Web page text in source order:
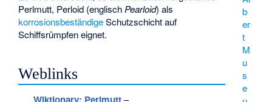
b
er
t
M
u
s
e
Perlmutt, Perloid (englischPearloid) als
korrosionsbeständigeSchutzschicht auf
Schiffsrümpfen eignet.
Weblinks
–